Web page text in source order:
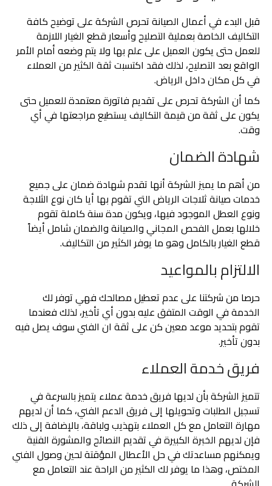
قبل البدء في أعمال الصيانة تحرص الشركة على توضيح كافة
التكاليف الخاصة بعملية التصليح وأسعار قطع الغيار اللازمة
للعمل حتى يكون العميل على علم بها ولا يتم وضعه أمام الأمر
الواقع بعد التصليح، لذلك فقد اكتسبت ثقة الكثير من العملاء
في كل مكان داخل الرياض.
كما أن الشركة تحرص على تقديم فاتورة معتمدة للعميل حتى
يكون على ثقة من قيمة التكاليف يستطيع مراجعتها في أي
وقت.
شهادة الضمان
من أهم ما يميز الشركة أنها تقدم شهادة ضمان على جميع
خدمات صيانة ثلاجات الرياض التي تقوم بها أيا كان نوع الثلاجة
ونوع العطل الموجود فيها، ويكون مدة سنة كاملة تقوم
خلالها بعمل الفحص المجاني والصيانة والضمان شامل أيضاً
قطع الغيار بالكامل وهو ما يوفر الكثير من التكاليف.
الالتزام بالمواعيد
حرصا من شركتنا على عدم تعطيل مصالحك فهي توفر لك
الخدمة في الوقت المتفق عليه بدون أي تأخير، لذلك فعندما
تقوم بتحديد موعد معين كن على ثقة ان الفني سوف يصل فيه
بدون تأخير.
فريق خدمة العملاء
تتميز الشركة بأن لديها فريق خدمة عملاء يتميز بالسرعة في
تسجيل الطلبات وتحويلها إلى فريق الدعم الفني، كما أن لديهم
مهارة التعامل مع كل العملاء بتهذيب ولباقة، بالإضافة إلى ذلك
فإن لديهم الخبرة الكبيرة في تقديم النصائح والمشورة الفنية
ويمكنهم مساعدتك في حل الأعطال المؤقتة لحين وصول الفني
المختص، وهذا ما يوفر لك الكثير من الراحة عند التعامل مع